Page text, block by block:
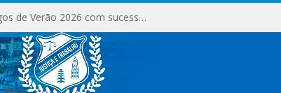
São Miguel do Guamá encerra os Jogos de Verão 2026 com sucesso de público e competições.